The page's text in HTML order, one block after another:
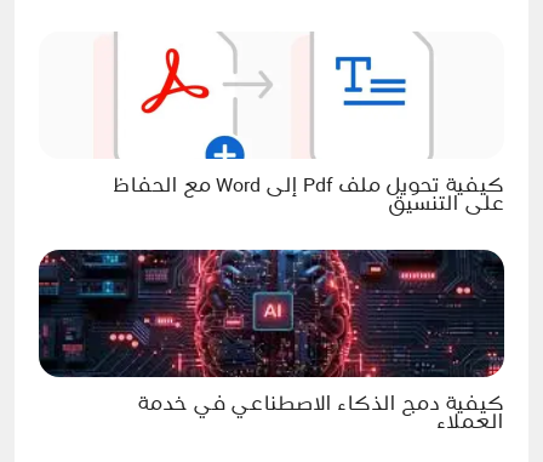
كيفية تحويل ملف Pdf إلى Word مع الحفاظ
على التنسيق
كيفية دمج الذكاء الاصطناعي في خدمة
العملاء